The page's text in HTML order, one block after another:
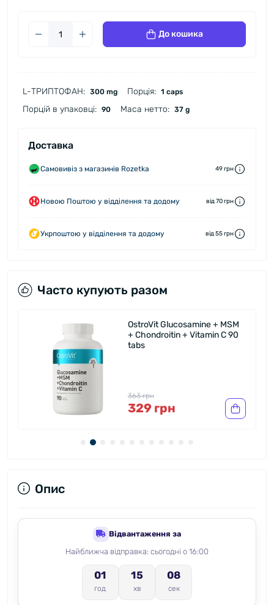
До кошика
L-ТРИПТОФАН: 300 mg Порція: 1 caps
Порцій в упаковці: 90 Маса нетто: 37 g
Доставка
Самовивіз з магазинів Rozetka 49 грн
Новою Поштою у відділення та додому від 70 грн
Укрпоштою у відділення та додому від 55 грн
Часто купують разом
OstroVit Glucosamine + MSM
+ Chondroitin + Vitamin C 90
tabs
363 грн
329 грн
Опис
Відвантаження за
Найближча відправка: сьогодні о 16:00
01
год
15
хв
07
сек